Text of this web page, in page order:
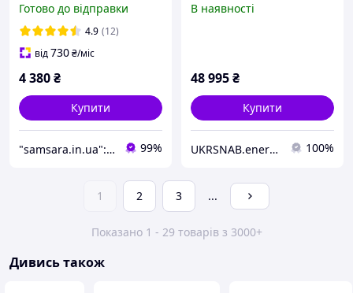
різання плитки Верстат
для кахельної плитки
Готово до відправки
4.9 (12)
від730₴/міс
4 380₴
Купити
"samsara.in.ua": Інтернет-магазин інструментів, садової та побутової техніки 99%
В наявності
48 995₴
Купити
UKRSNAB.energo 100%
1 2 3 ...
Показано 1 - 29 товарів з 3000+
Дивись також